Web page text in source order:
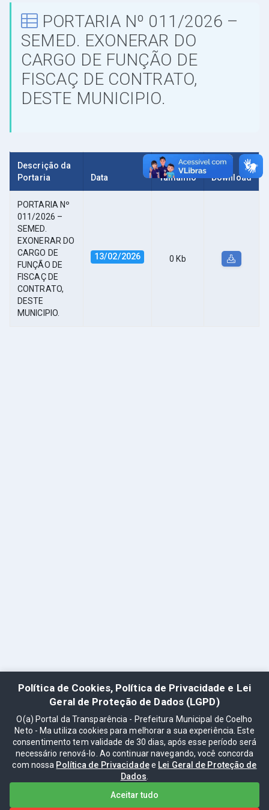
PORTARIA Nº 011/2026 –
SEMED. EXONERAR DO
CARGO DE FUNÇÃO DE
FISCAÇ DE CONTRATO,
DESTE MUNICIPIO.
Descrição da
Portaria
Data Tamanho Download
PORTARIA Nº
011/2026 –
SEMED.
EXONERAR DO
CARGO DE
FUNÇÃO DE
FISCAÇ DE
CONTRATO,
DESTE
MUNICIPIO.
13/02/2026 0 Kb
Política de Cookies, Política de Privacidade e Lei
Geral de Proteção de Dados (LGPD)
O(a) Portal da Transparência - Prefeitura Municipal de Coelho
Neto - Ma utiliza cookies para melhorar a sua experiência. Este
consentimento tem validade de 30 dias, após esse período será
necessário renová-lo. Ao continuar navegando, você concorda
com nossa Política de Privacidadee Lei Geral de Proteção de
Dados
Aceitar tudo